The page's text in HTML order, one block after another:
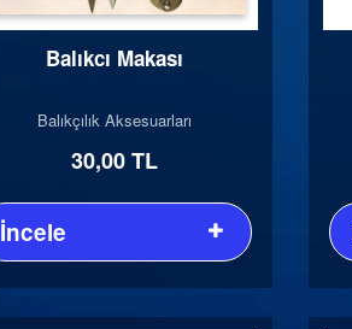
Balıkcı Makası
Balıkçılık Aksesuarları
30,00 TL
İncele